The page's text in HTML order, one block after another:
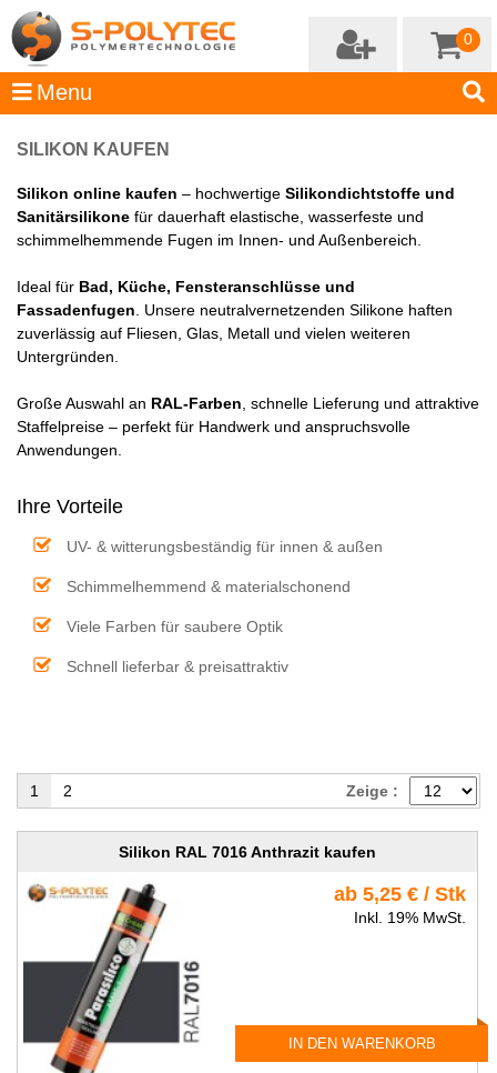
0
SILIKON KAUFEN
Silikon online kaufen – hochwertige Silikondichtstoffe und
Sanitärsilikone für dauerhaft elastische, wasserfeste und
schimmelhemmende Fugen im Innen- und Außenbereich.
Ideal für Bad, Küche, Fensteranschlüsse und
Fassadenfugen . Unsere neutralvernetzenden Silikone haften
zuverlässig auf Fliesen, Glas, Metall und vielen weiteren
Untergründen.
Große Auswahl an RAL-Farben , schnelle Lieferung und attraktive
Staffelpreise – perfekt für Handwerk und anspruchsvolle
Anwendungen.
Ihre Vorteile
UV- & witterungsbeständig für innen & außen
Schimmelhemmend & materialschonend
Viele Farben für saubere Optik
Schnell lieferbar & preisattraktiv
Zeige :
1 2
Silikon RAL 7016 Anthrazit kaufen
ab 5,25 € / Stk
Inkl. 19% MwSt.
IN DEN WARENKORB